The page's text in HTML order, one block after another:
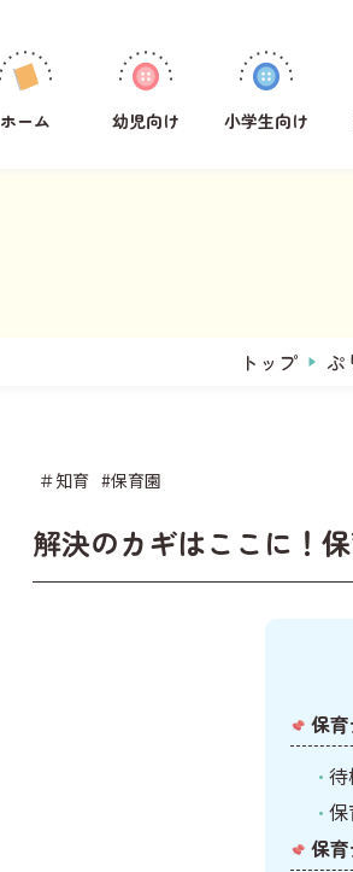
ホーム 幼児向け 小学生向け
学年
社会
英語
トップ ぷ
＃知育 #保育園
解決のカギはここに！
保
保